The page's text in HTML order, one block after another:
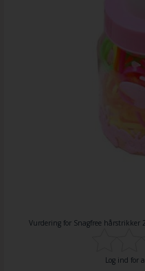
Vurdering for Snagfree hårstrikker
Log ind for